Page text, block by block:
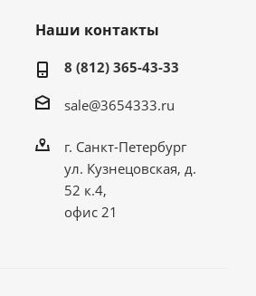
Наши контакты
8 (812) 365-43-33
sale@3654333.ru
г. Санкт-Петербург
ул. Кузнецовская, д.
52 к.4,
офис 21